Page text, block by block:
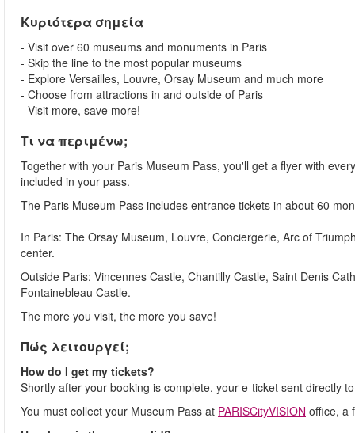
Κυριότερα σημεία
- Visit over 60 museums and monuments in Paris
- Skip the line to the most popular museums
- Explore Versailles, Louvre, Orsay Museum and much more
- Choose from attractions in and outside of Paris
- Visit more, save more!
Τι να περιμένω;
Together with your Paris Museum Pass, you'll get a flyer with
included in your pass.
The Paris Museum Pass includes entrance tickets in about 60
In Paris: The Orsay Museum, Louvre, Conciergerie, Arc of
center.
Outside Paris: Vincennes Castle, Chantilly Castle, Saint Denis
Fontainebleau Castle.
The more you visit, the more you save!
Πώς λειτουργεί;
How do I get my tickets?
Shortly after your booking is complete, your e-ticket sent directly
You must collect your Museum Pass at PARISCityVISION office, a